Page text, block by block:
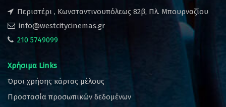
Περιστέρι , Κωνσταντινουπόλεως 82β, Πλ. Μπουρναζίου
info@westcitycinemas.gr
210 5749099
Χρήσιμα Links
Όροι χρήσης κάρτας μέλους
Προστασία προσωπικών δεδομένων